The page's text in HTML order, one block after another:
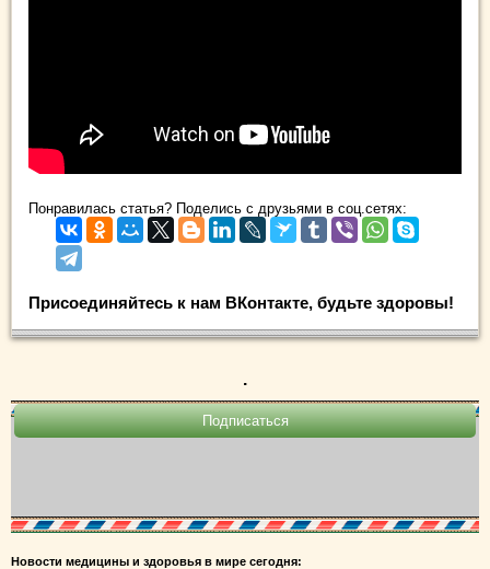
Понравилась статья? Поделись с друзьями в соц.сетях:
Присоединяйтесь к нам ВКонтакте, будьте здоровы!
.
Новости медицины и здоровья в мире сегодня: